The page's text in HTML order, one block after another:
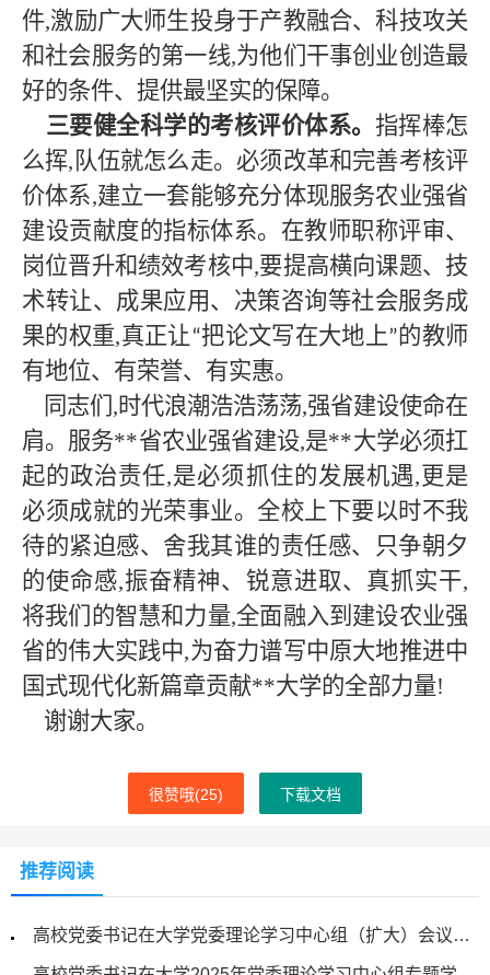
件,激励广大师生投身于产教融合、科技攻关
和社会服务的第一线,为他们干事创业创造最
好的条件、提供最坚实的保障。
三要健全科学的考核评价体系。 指挥棒怎
么挥,队伍就怎么走。必须改革和完善考核评
价体系,建立一套能够充分体现服务农业强省
建设贡献度的指标体系。在教师职称评审、
岗位晋升和绩效考核中,要提高横向课题、技
术转让、成果应用、决策咨询等社会服务成
果的权重,真正让 “把论文写在大地上”的教师
有地位、有荣誉、有实惠。
同志们 ,时代浪潮浩浩荡荡,强省建设使命在
肩。服务**省农业强省建设,是**大学必须扛
起的政治责任,是必须抓住的发展机遇,更是
必须成就的光荣事业。全校上下要以时不我
待的紧迫感、舍我其谁的责任感、只争朝夕
的使命感,振奋精神、锐意进取、真抓实干,
将我们的智慧和力量,全面融入到建设农业强
省的伟大实践中,为奋力谱写中原大地推进中
国式现代化新篇章贡献**大学的全部力量!
谢谢大家。
很赞哦(25) 下载文档
推荐阅读
高校党委书记在大学党委理论学习中心组（扩大）会议上的讲话